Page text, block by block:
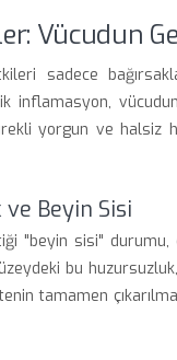
Vücudun
sadece
inflamasyon,
yorgun ve halsiz
Beyin Sisi
"beyin sisi" durumu,
bu
tamamen